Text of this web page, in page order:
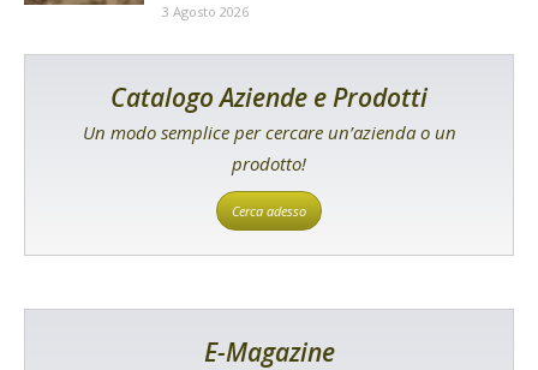
3 Agosto 2026
Catalogo Aziende e Prodotti
Un modo semplice per cercare un’azienda o un
prodotto!
Cerca adesso
E-Magazine